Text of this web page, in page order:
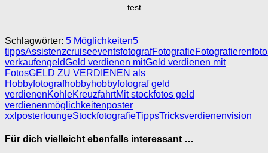
test
Schlagwörter: 5 Möglichkeiten5
tippsAssistenzcruiseeventsfotografFotografieFotografieren
verkaufengeldGeld verdienen mitGeld verdienen mit
FotosGELD ZU VERDIENEN als
Hobbyfotografhobbyhobbyfotograf geld
verdienenKohleKreuzfahrtMit stockfotos geld
verdienenmöglichkeitenposter
xxl posterloungeStockfotografieTippsTricksverdienenvision
Für dich vielleicht ebenfalls interessant …